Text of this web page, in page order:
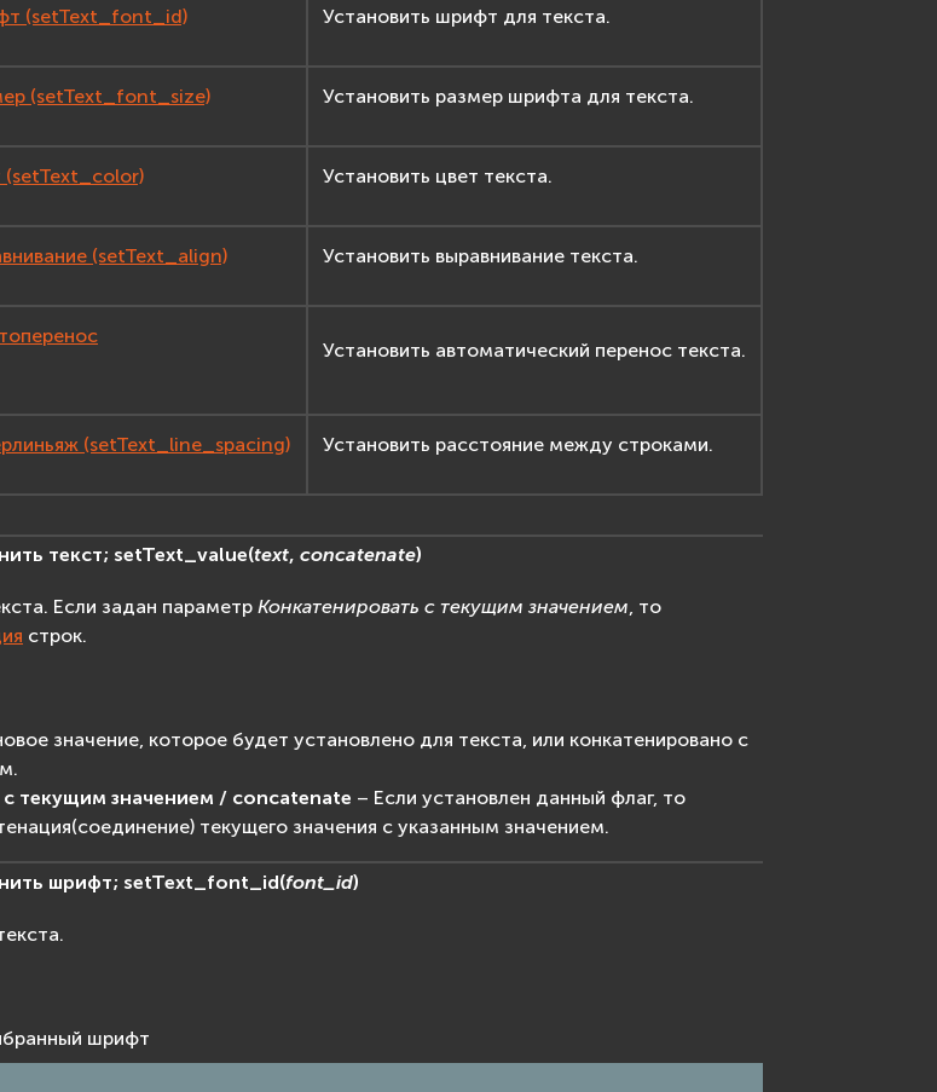
(setText_font_id) Установить шрифт для текста.
(setText_font_size) Установить размер шрифта для текста.
(setText_color) Установить цвет текста.
(setText_align) Установить выравнивание текста.
Установить автоматический перенос текста.
(setText_line_spacing) Установить расстояние между строками.
текст; setText_value(text,concatenate)
Если задан параметр Конкатенировать с текущим значением, то
строк.
значение, которое будет установлено для текста, или конкатенировано с
текущим значением / concatenate – Если установлен данный флаг, то
текущего значения с указанным значением.
шрифт; setText_font_id(font_id)
шрифт